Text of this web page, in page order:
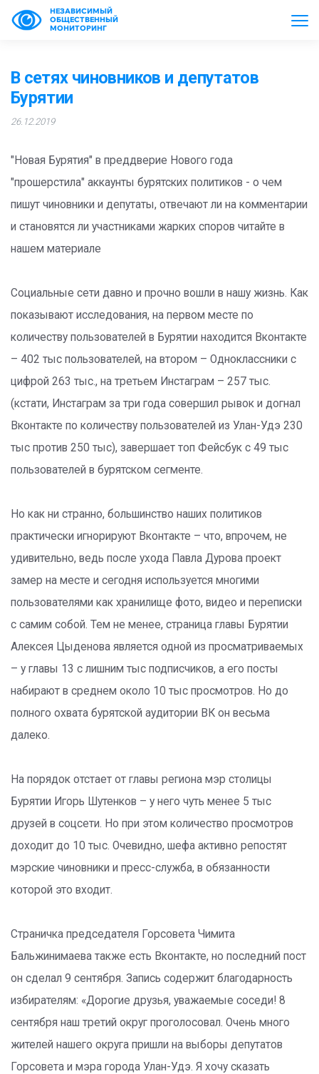
НЕЗАВИСИМЫЙ
ОБЩЕСТВЕННЫЙ
МОНИТОРИНГ
В сетях чиновников и депутатов
Бурятии
26.12.2019
"Новая Бурятия" в преддверие Нового года
"прошерстила" аккаунты бурятских политиков - о чем
пишут чиновники и депутаты, отвечают ли на комментарии
и становятся ли участниками жарких споров читайте в
нашем материале
Социальные сети давно и прочно вошли в нашу жизнь. Как
показывают исследования, на первом месте по
количеству пользователей в Бурятии находится Вконтакте
– 402 тыс пользователей, на втором – Одноклассники с
цифрой 263 тыс., на третьем Инстаграм – 257 тыс.
(кстати, Инстаграм за три года совершил рывок и догнал
Вконтакте по количеству пользователей из Улан-Удэ 230
тыс против 250 тыс), завершает топ Фейсбук с 49 тыс
пользователей в бурятском сегменте.
Но как ни странно, большинство наших политиков
практически игнорируют Вконтакте – что, впрочем, не
удивительно, ведь после ухода Павла Дурова проект
замер на месте и сегодня используется многими
пользователями как хранилище фото, видео и переписки
с самим собой. Тем не менее, страница главы Бурятии
Алексея Цыденова является одной из просматриваемых
– у главы 13 с лишним тыс подписчиков, а его посты
набирают в среднем около 10 тыс просмотров. Но до
полного охвата бурятской аудитории ВК он весьма
далеко.
На порядок отстает от главы региона мэр столицы
Бурятии Игорь Шутенков – у него чуть менее 5 тыс
друзей в соцсети. Но при этом количество просмотров
доходит до 10 тыс. Очевидно, шефа активно репостят
мэрские чиновники и пресс-служба, в обязанности
которой это входит.
Страничка председателя Горсовета Чимита
Бальжинимаева также есть Вконтакте, но последний пост
он сделал 9 сентября. Запись содержит благодарность
избирателям: «Дорогие друзья, уважаемые соседи! 8
сентября наш третий округ проголосовал. Очень много
жителей нашего округа пришли на выборы депутатов
Горсовета и мэра города Улан-Удэ. Я хочу сказать